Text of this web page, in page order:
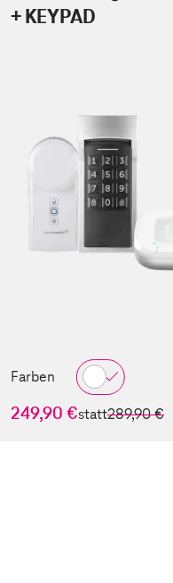
+ KEYPAD
Farben
249,90 €statt289,90 €